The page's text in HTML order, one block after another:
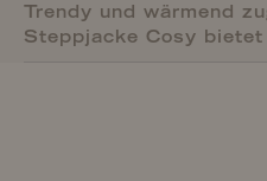
Trendy und wärmend
Steppjacke Cosy